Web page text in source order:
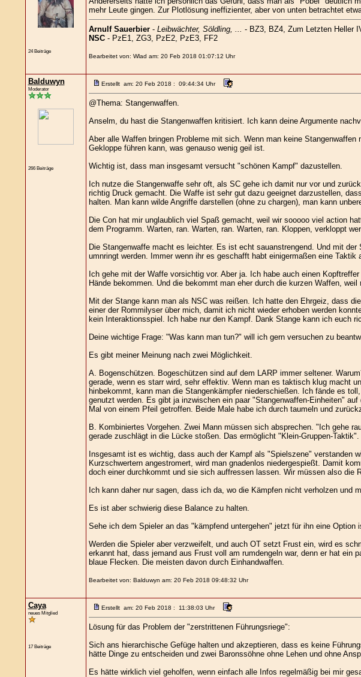
24 Beiträge
mehr Leute gingen. Zur Plotlösung ineffizienter, aber von unten betrachtet
Arnulf Sauerbier- Leibwächter, Söldling, ... - BZ3, BZ4, Zum Letzten Heller
NSC- PzE1, ZG3, PzE2, PzE3, FF2
Bearbeitet von: Wlad am: 20 Feb 2018 01:07:12 Uhr
Balduwyn
Moderator
266 Beiträge
Erstellt am: 20 Feb 2018 : 09:44:34 Uhr
@Thema: Stangenwaffen.
Anselm, du hast die Stangenwaffen kritisiert. Ich kann deine Argumente
Aber alle Waffen bringen Probleme mit sich. Wenn man keine
Gekloppe führen kann, was genauso wenig geil ist.
Wichtig ist, dass man insgesamt versucht "schönen Kampf" dazustellen.
Ich nutze die Stangenwaffe sehr oft, als SC gehe ich damit nur vor und
richtig Druck gemacht. Die Waffe ist sehr gut dazu geeignet darzustellen,
halten. Man kann wilde Angriffe darstellen (ohne zu chargen), man kann
Die Con hat mir unglaublich viel Spaß gemacht, weil wir sooooo viel action
dem Programm. Warten, ran. Warten, ran. Warten, ran. Kloppen, verkloppt
Die Stangenwaffe macht es leichter. Es ist echt sauanstrengend. Und mit
umnringt werden. Immer wenn ihr es geschafft habt einigermaßen eine
Ich gehe mit der Waffe vorsichtig vor. Aber ja. Ich habe auch einen
Hände bekommen. Und die bekommt man eher durch die kurzen Waffen,
Mit der Stange kann man als NSC was reißen. Ich hatte den Ehrgeiz, dass
einer der Rommilyser über mich, damit ich nicht wieder erhoben werden
kein Interaktionsspiel. Ich habe nur den Kampf. Dank Stange kann ich euch
Deine wichtige Frage: "Was kann man tun?" will ich gern versuchen zu
Es gibt meiner Meinung nach zwei Möglichkeit.
A. Bogenschützen. Bogeschützen sind auf dem LARP immer seltener.
gerade, wenn es starr wird, sehr effektiv. Wenn man es taktisch klug macht
hinbekommt, kann man die Stangenkämpfer niederschießen. Ich fände es
genutzt werden. Es gibt ja inzwischen ein paar "Stangenwaffen-Einheiten"
Mal von einem Pfeil getroffen. Beide Male habe ich durch taumeln und
B. Kombiniertes Vorgehen. Zwei Mann müssen sich absprechen. "Ich gehe
gerade zuschlägt in die Lücke stoßen. Das ermöglicht "Klein-Gruppen-
Insgesamt ist es wichtig, dass auch der Kampf als "Spielszene" verstanden
Kurzschwertern angestromert, wird man gnadenlos niedergespießt. Damit
doch einer durchkommt und sie sich auffressen lassen. Wir müssen also
Ich kann daher nur sagen, dass ich da, wo die Kämpfen nicht verholzen
Es ist aber schwierig diese Balance zu halten.
Sehe ich dem Spieler an das "kämpfend untergehen" jetzt für ihn eine
Werden die Spieler aber verzweifelt, und auch OT setzt Frust ein, wird es
erkannt hat, dass jemand aus Frust voll am rumdengeln war, denn er hat ein
blaue Flecken. Die meisten davon durch Einhandwaffen.
Bearbeitet von: Balduwyn am: 20 Feb 2018 09:48:32 Uhr
Caya
neues Mitglied
17 Beiträge
Erstellt am: 20 Feb 2018 : 11:38:03 Uhr
Lösung für das Problem der "zerstrittenen Führungsriege":
Sich ans hierarchische Gefüge halten und akzeptieren, dass es keine
hätte Dinge zu entscheiden und zwei Baronssöhne ohne Lehen und ohne
Es hätte wirklich viel geholfen, wenn einfach alle Infos regelmäßig bei mir